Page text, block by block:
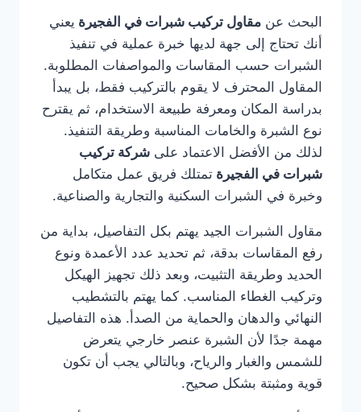
البحث عن مقاول تركيب شبرات في الفجيرة يعني
أنك تحتاج إلى جهة لديها خبرة عملية في تنفيذ
الشبرات حسب المقاسات والمواصفات المطلوبة.
المقاول المحترف لا يقوم بالتركيب فقط، بل يبدأ
بدراسة المكان ومعرفة طبيعة الاستخدام، ثم يقترح
نوع الشبرة والخامات المناسبة وطريقة التنفيذ.
لذلك من الأفضل الاعتماد على شركة تركيب
شبرات في الفجيرة تمتلك فريق عمل متكامل
وخبرة في الشبرات السكنية والتجارية والصناعية.
مقاول الشبرات الجيد يهتم بكل التفاصيل، بداية من
رفع المقاسات بدقة، ثم تحديد عدد الأعمدة ونوع
الحديد وطريقة التثبيت، وبعد ذلك تجهيز الهيكل
وتركيب الغطاء المناسب. كما يهتم بالتشطيب
النهائي والدهان والحماية من الصدأ. هذه التفاصيل
مهمة جدًا لأن الشبرة عنصر خارجي يتعرض
للشمس والغبار والرياح، وبالتالي يجب أن تكون
قوية ومثبتة بشكل صحيح.